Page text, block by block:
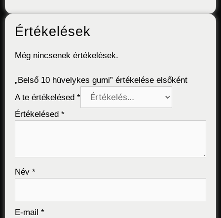
Értékelések
Még nincsenek értékelések.
„Belső 10 hüvelykes gumi” értékelése elsőként
A te értékelésed *
Értékelésed *
Név *
E-mail *